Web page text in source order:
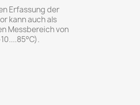
Erfassung der
kann auch als
Messbereich von